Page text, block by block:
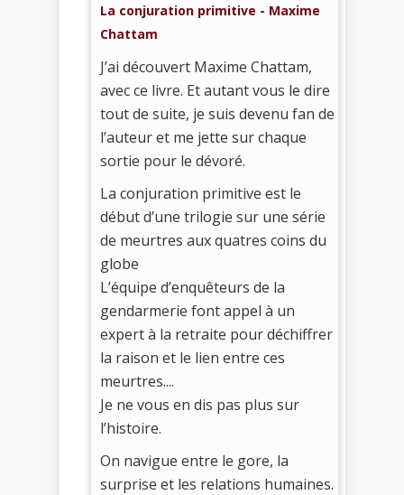
La conjuration primitive - Maxime
Chattam
J’ai découvert Maxime Chattam,
avec ce livre. Et autant vous le dire
tout de suite, je suis devenu fan de
l’auteur et me jette sur chaque
sortie pour le dévoré.
La conjuration primitive est le
début d’une trilogie sur une série
de meurtres aux quatres coins du
globe
L’équipe d’enquêteurs de la
gendarmerie font appel à un
expert à la retraite pour déchiffrer
la raison et le lien entre ces
meurtres....
Je ne vous en dis pas plus sur
l’histoire.
On navigue entre le gore, la
surprise et les relations humaines.